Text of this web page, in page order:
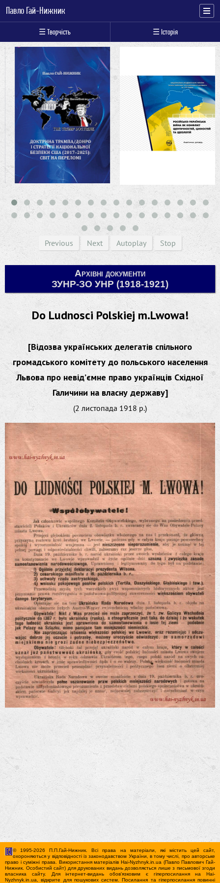
Павло Гай-Нижник
☰ Творчість ☰ Історія
Previous Next Autoplay Stop
Архівні документи
ЗУНР-ЗО УНР (1918-1921)
Do Ludnosci Polskiej m.Lwowa!
[Відозва українських делегатів спільного
громадського комітету до польського населення
Львова про невід’ємне право українців Східної
Галичини на власну державу]
(2 листопада 1918 р.)
© 1995-2026 П.П.Гай-Нижник. Всі права на матеріали, які містить цей сайт,
охороняються у відповідності із законодавством України, в тому числі, про авторське
право і суміжні права. Використання матерiалiв Hai-Nyzhnyk.in.ua (Павло Павлович Гай-
Нижник. Особистий сайт) для друкованих видань дозволяється лише з письмової згоди
власника сайту. Для iнтернет-видань обов'язковим є гiперпосилання на Hai-
Nyzhnyk.in.ua, відкрите для пошукових систем. Посилання та гіперпосилання повинні